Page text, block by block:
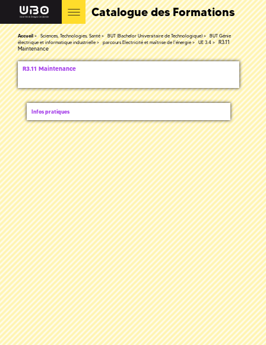
Catalogue des Formations
Accueil Sciences, Technologies, Santé BUT (Bachelor Universitaire de Technologique)
BUT Génie
électrique et informatique industrielle
parcours Electricité et maîtrise de l'énergie UE 3.4
R3.11
Maintenance
R3.11 Maintenance
Infos pratiques